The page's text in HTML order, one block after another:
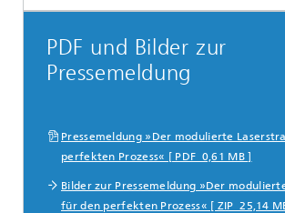
PDF und Bilder zur
Pressemeldung
Pressemeldung »Der modulierte
perfekten Prozess« [ PDF 0,61 MB ]
Bilder zur Pressemeldung »Der
für den perfekten Prozess« [ ZIP 25,14